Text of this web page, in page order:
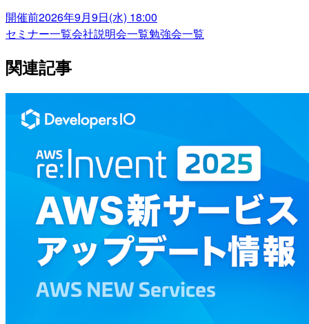
開催前2026年9月9日(水) 18:00
セミナー一覧会社説明会一覧勉強会一覧
関連記事